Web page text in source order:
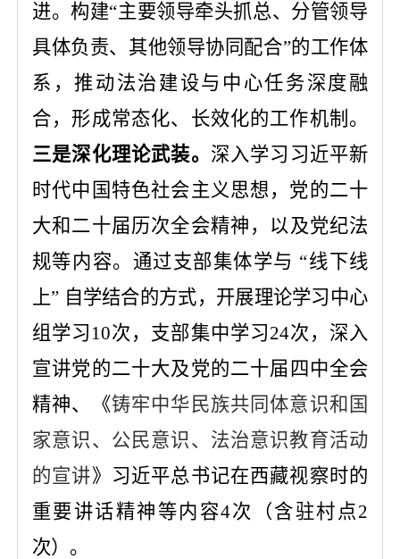
进。构建“主要领导牵头抓总、分管领导
具体负责、其他领导协同配合”的工作体
系，推动法治建设与中心任务深度融
合，形成常态化、长效化的工作机制。
三是深化理论武装。 深入学习习近平新
时代中国特色社会主义思想，党的二十
大和二十届历次全会精神，以及党纪法
规等内容。通过支部集体学与 “线下线
上” 自学结合的方式，开展理论学习中心
组学习 10次，支部集中学习24次，深入
宣讲党的二十大及党的二十届 四 中全会
精神、
《铸牢中华民族共同体意识和国
家意识、公民意识、法治意识教育活动
的宣讲》 习近平总书记在西藏视察时的
重要讲话精神等内容4次（含驻村点2
次）。